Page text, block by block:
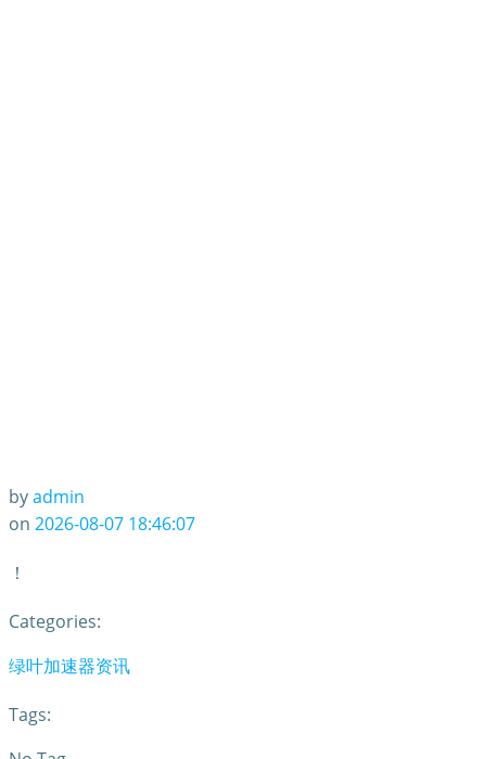
byadmin
on 2026-08-07 18:46:07
！
Categories:
绿叶加速器资讯
Tags: